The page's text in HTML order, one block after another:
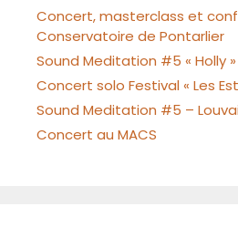
Concert, masterclass et
Conservatoire de Pontarlier
Sound Meditation #5 « Holly »
Concert solo Festival « Les
Sound Meditation #5 –
Concert au MACS